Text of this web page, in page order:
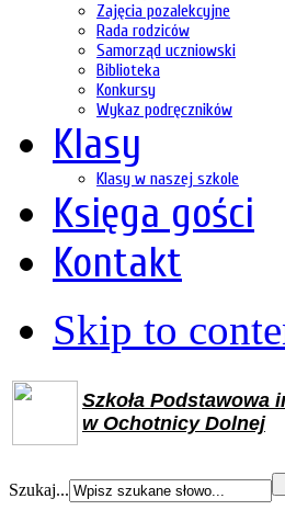
Zajęcia pozalekcyjne
Rada rodziców
Samorząd uczniowski
Biblioteka
Konkursy
Wykaz podręczników
Klasy
Klasy w naszej szkole
Księga gości
Kontakt
Skip to
Szkoła Podstawowa
w Ochotnicy Dolnej
Szukaj...